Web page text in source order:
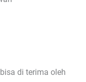
di terima oleh